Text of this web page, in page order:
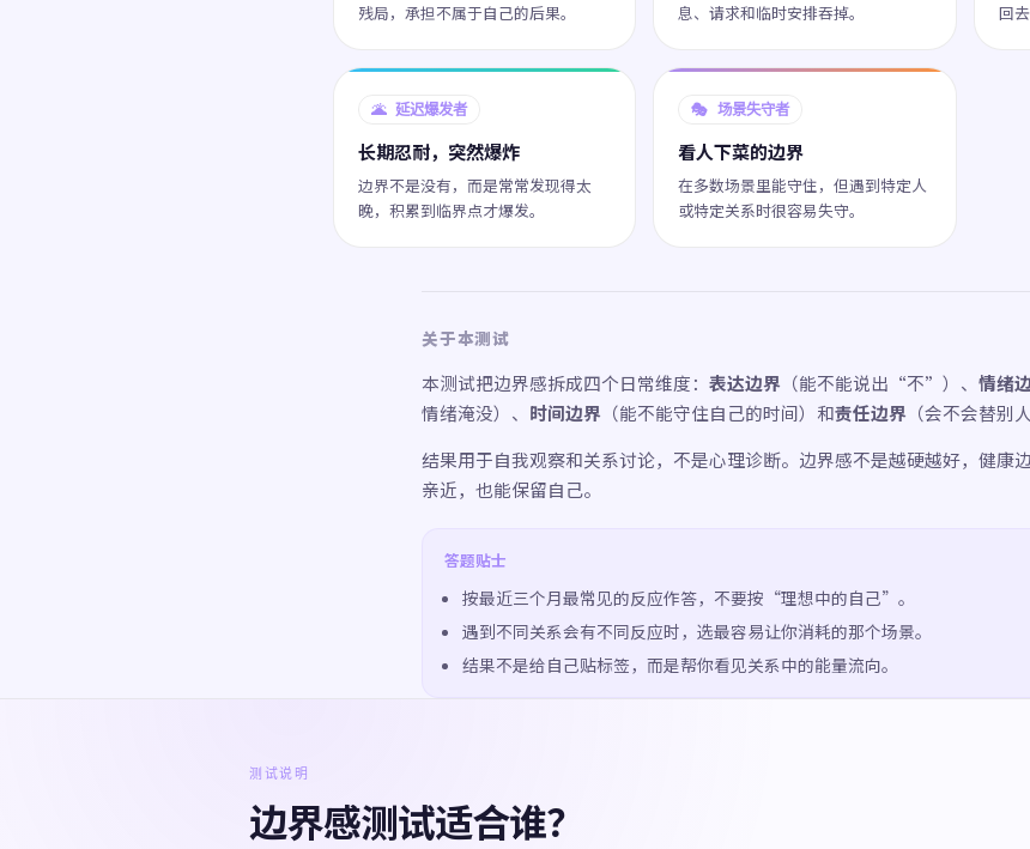
残局，承担不属于自己的后果。
息、请求和临时安排吞掉。
回
🌋 延迟爆发者
长期忍耐，突然爆炸
边界不是没有，而是常常发现得太
晚，积累到临界点才爆发。
🎭 场景失守者
看人下菜的边界
在多数场景里能守住，但遇到特定人
或特定关系时很容易失守。
关于本测试
本测试把边界感拆成四个日常维度： 表达边界 （能不能说出“不”）、 情绪
情绪淹没）、 时间边界 （能不能守住自己的时间）和责任边界 （会不会替别
结果用于自我观察和关系讨论，不是心理诊断。边界感不是越硬越好，健康
亲近，也能保留自己。
答题贴士
按最近三个月最常见的反应作答，不要按“理想中的自己”。
遇到不同关系会有不同反应时，选最容易让你消耗的那个场景。
结果不是给自己贴标签，而是帮你看见关系中的能量流向。
测试说明
边界感测试适合谁？